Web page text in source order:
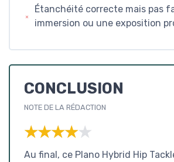
Étanchéité correcte mais pas
immersion ou une exposition
CONCLUSION
NOTE DE LA RÉDACTION
★★★★★
★★★★★
Au final, ce Plano Hybrid Hip